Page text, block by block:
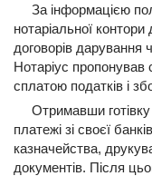
За інформацією
нотаріальної
договорів дарування
Нотаріус пропонував
сплатою податків і
Отримавши
платежі зі своєї
казначейства,
документів. Після